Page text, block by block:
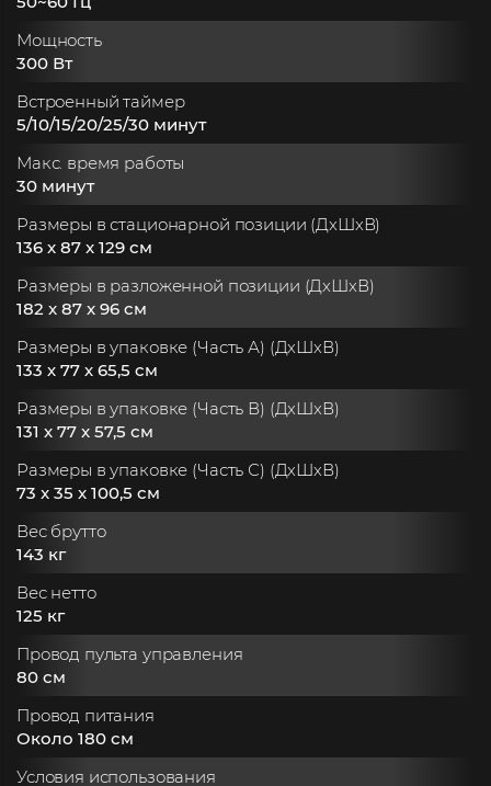
Мощность
300 Вт
Встроенный таймер
5/10/15/20/25/30 минут
Макс. время работы
30 минут
Размеры в стационарной позиции (ДxШxВ)
136 x 87 x 129 см
Размеры в разложенной позиции (ДxШxВ)
182 x 87 x 96 см
Размеры в упаковке (Часть А) (ДxШxВ)
133 х 77 х 65,5 см
Размеры в упаковке (Часть В) (ДxШxВ)
131 x 77 x 57,5 см
Размеры в упаковке (Часть С) (ДxШxВ)
73 x 35 x 100,5 см
Вес брутто
143 кг
Вес нетто
125 кг
Провод пульта управления
80 см
Провод питания
Около 180 см
Условия использования